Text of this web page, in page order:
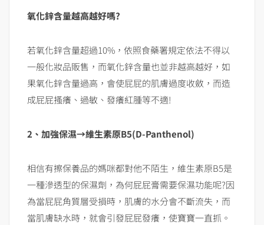
氧化鋅含量越高越好嗎?
若氧化鋅含量超過10%，依照食藥署規定依法不得以
一般化妝品販售，而氧化鋅含量也並非越高越好，如
果氧化鋅含量過高，會使屁屁的肌膚過度收斂，而造
成屁屁搔癢、過敏、發癢紅腫等不適!
2、加強保濕→維生素原B5(D-Panthenol)
相信有擦保養品的媽咪都對他不陌生，維生素原B5是
一種滲透型的保濕劑，為何屁屁膏需要保濕功能呢?因
為當屁屁角質層受損時，肌膚的水分會不斷流失，而
當肌膚缺水時，就會引發屁屁發癢，使寶寶一直抓。